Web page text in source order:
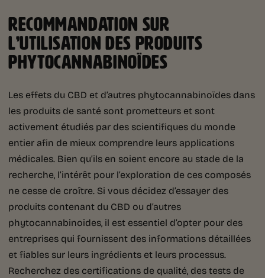
RECOMMANDATION SUR
L’UTILISATION DES PRODUITS
PHYTOCANNABINOÏDES
Les effets du CBD et d’autres phytocannabinoïdes dans
les produits de santé sont prometteurs et sont
activement étudiés par des scientifiques du monde
entier afin de mieux comprendre leurs applications
médicales. Bien qu’ils en soient encore au stade de la
recherche, l’intérêt pour l’exploration de ces composés
ne cesse de croître. Si vous décidez d’essayer des
produits contenant du CBD ou d’autres
phytocannabinoïdes, il est essentiel d’opter pour des
entreprises qui fournissent des informations détaillées
et fiables sur leurs ingrédients et leurs processus.
Recherchez des certifications de qualité, des tests de